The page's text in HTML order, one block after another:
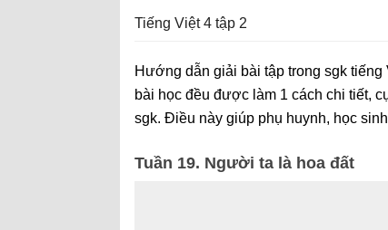
Tiếng Việt 4 tập 2
Hướng dẫn giải bài tập trong sgk tiếng
bài học đều được làm 1 cách chi tiết,
sgk. Điều này giúp phụ huynh, học
Tuần 19. Người ta là hoa đất